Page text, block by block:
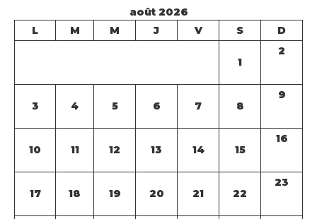
août 2026
L
M M J V S D
1
2
3 4 5 6 7 8
9
10 11 12 13 14 15
16
17 18 19 20 21 22
23